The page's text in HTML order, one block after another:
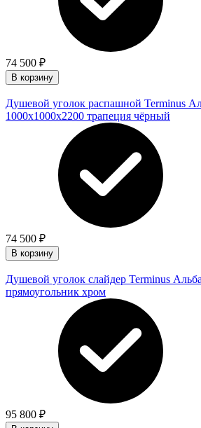
74 500 ₽
В корзину
Душевой уголок распашной Terminus
1000х1000х2200 трапеция чёрный
74 500 ₽
В корзину
Душевой уголок слайдер Terminus
прямоугольник хром
95 800 ₽